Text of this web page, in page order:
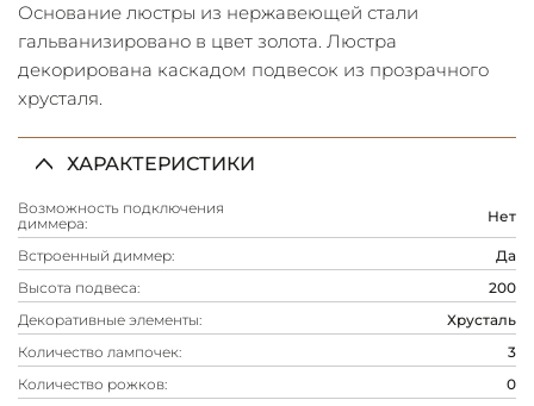
Основание люстры из нержавеющей стали
гальванизировано в цвет золота. Люстра
декорирована каскадом подвесок из прозрачного
хрусталя.
ХАРАКТЕРИСТИКИ
Возможность подключения
диммера:
Нет
Встроенный диммер:
Да
Высота подвеса:
200
Декоративные элементы:
Хрусталь
Количество лампочек:
3
Количество рожков:
0